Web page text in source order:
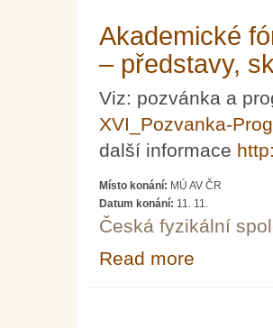
Akademické
– představy,
Viz: pozvánka a
XVI_Pozvanka-
další informace
Místo konání: MÚ AV ČR
Datum konání: 11. 11.
Česká fyzikální
Read more